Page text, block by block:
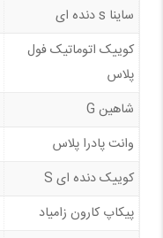
ساینا s دنده ای
کوییک اتوماتیک فول
پلاس
شاهین G
وانت پادرا پلاس
کوییک دنده‌ ای S
پیکاپ کارون زامیاد